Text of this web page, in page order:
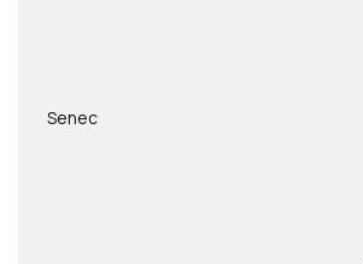
Senec